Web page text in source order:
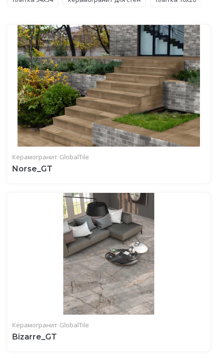
Керамогранит GlobalTile
Norse_GT
Керамогранит GlobalTile
Bizarre_GT